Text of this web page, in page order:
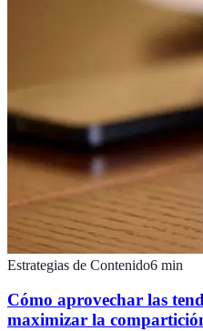
Estrategias de Contenido6 min
Cómo aprovechar las
maximizar la